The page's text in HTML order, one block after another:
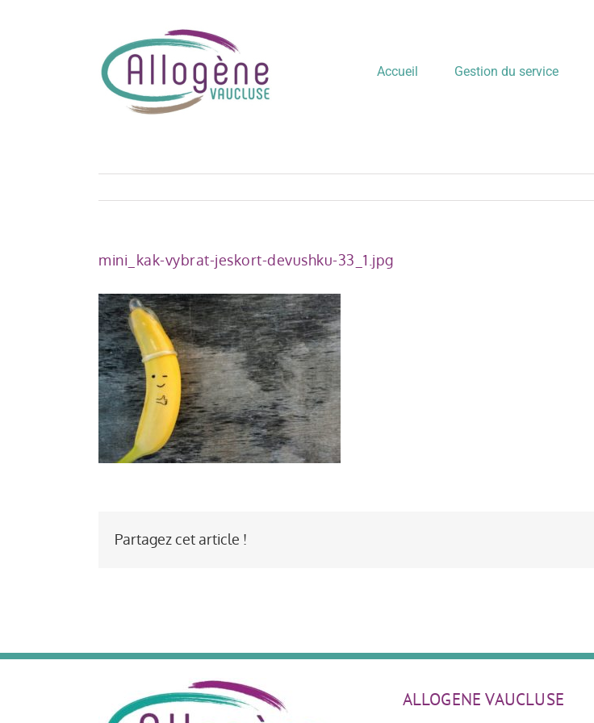
Accueil Gestion du service
mini_kak-vybrat-jeskort-devushku-33_1.jpg
Partagez cet article !
ALLOGENE VAUCLUSE